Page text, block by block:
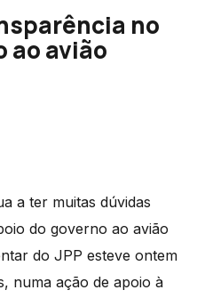
no
ao avião
a ter muitas dúvidas
do governo ao avião
do JPP esteve ontem
numa ação de apoio à